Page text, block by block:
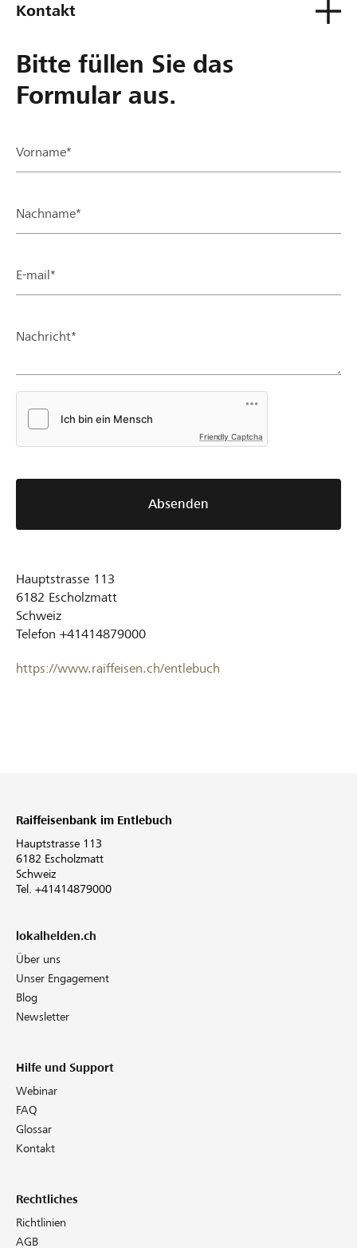
Kontakt
Bitte füllen Sie das
Formular aus.
Vorname*
Nachname*
E-mail*
Nachricht*
Friendly Captcha
Absenden
Hauptstrasse 113
6182 Escholzmatt
Schweiz
Telefon +41414879000
https://www.raiffeisen.ch/entlebuch
Raiffeisenbank im Entlebuch
Hauptstrasse 113
6182 Escholzmatt
Schweiz
Tel. +41414879000
lokalhelden.ch
Über uns
Unser Engagement
Blog
Newsletter
Hilfe und Support
Webinar
FAQ
Glossar
Kontakt
Rechtliches
Richtlinien
AGB